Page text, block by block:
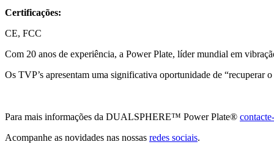
Certificações:
CE, FCC
Com 20 anos de experiência, a Power Plate, líder mundial em
Os TVP’s apresentam uma significativa oportunidade de “recuperar
Para mais informações da DUALSPHERE™ Power Plate®
Acompanhe as novidades nas nossas redes sociais.